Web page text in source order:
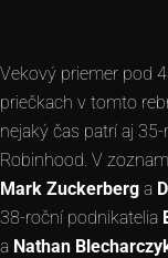
Vekový priemer pod
priečkach v tomto
nejaký čas patrí aj
Robinhood. V
Mark Zuckerberg a
38-roční podnikatelia
a Nathan